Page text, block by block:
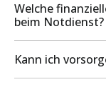
Welche
beim Notdienst?
Kann ich